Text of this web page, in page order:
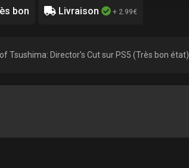
bon Livraison + 2.99€
Tsushima: Director's Cut sur PS5 (Très bon état)